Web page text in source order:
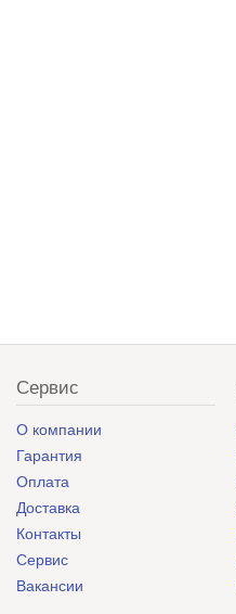
Сервис
О компании
Гарантия
Оплата
Доставка
Контакты
Сервис
Вакансии